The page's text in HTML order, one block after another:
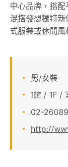
APP會員專
中心品牌，搭
混搭發想獨特
式服裝或休閒風
男/女裝
I館 / 1F /
02-
http://